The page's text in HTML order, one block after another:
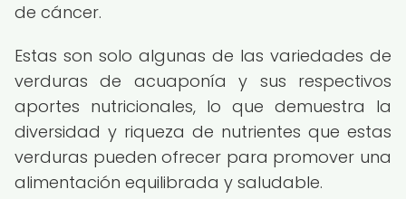
de cáncer.
Estas son solo algunas de las variedades de
verduras de acuaponía y sus respectivos
aportes nutricionales, lo que demuestra la
diversidad y riqueza de nutrientes que estas
verduras pueden ofrecer para promover una
alimentación equilibrada y saludable.